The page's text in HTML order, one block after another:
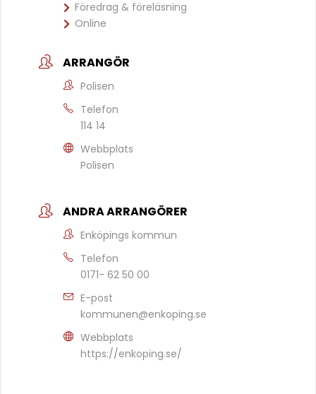
Föredrag & föreläsning
Online
ARRANGÖR
Polisen
Telefon
114 14
Webbplats
Polisen
ANDRA ARRANGÖRER
Enköpings kommun
Telefon
0171- 62 50 00
E-post
kommunen@enkoping.se
Webbplats
https://enkoping.se/